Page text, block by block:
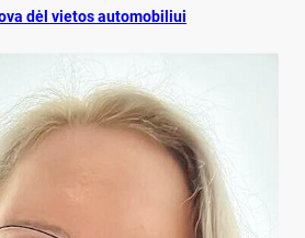
dėl vie­tos au­to­mo­bi­liui